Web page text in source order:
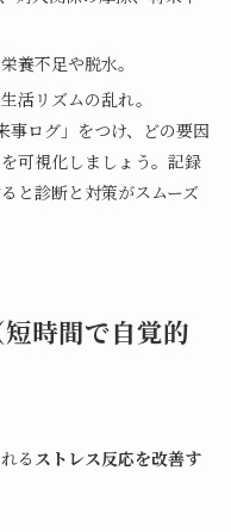
養不足や脱水。
活リズムの乱れ。
事ログ」をつけ、どの要因
可視化しましょう。記録
と診断と対策がスムーズ
時間で自覚的
る ストレス反応を改善す